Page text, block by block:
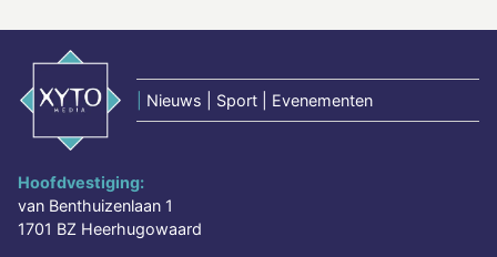
Nieuws | Sport | Evenementen
Hoofdvestiging:
van Benthuizenlaan 1
1701 BZ Heerhugowaard